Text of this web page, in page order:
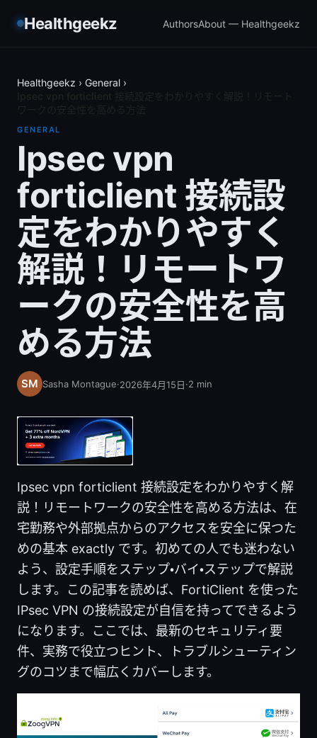
Healthgeekz AuthorsAbout — Healthgeekz
Healthgeekz › General ›
GENERAL
Ipsec vpn
forticlient 接続設
定をわかりやすく
解説！リモートワ
ークの安全性を高
める方法
Sasha Montague·2026年4月15日·2 min
Ipsec vpn forticlient 接続設定をわかりやすく解
説！リモートワークの安全性を高める方法は、在
宅勤務や外部拠点からのアクセスを安全に保つた
めの基本 exactly です。初めての人でも迷わない
よう、設定手順をステップ・バイ・ステップで解説
します。この記事を読めば、FortiClient を使った
IPsec VPN の接続設定が自信を持ってできるよう
になります。ここでは、最新のセキュリティ要
件、実務で役立つヒント、トラブルシューティン
グのコツまで幅広くカバーします。